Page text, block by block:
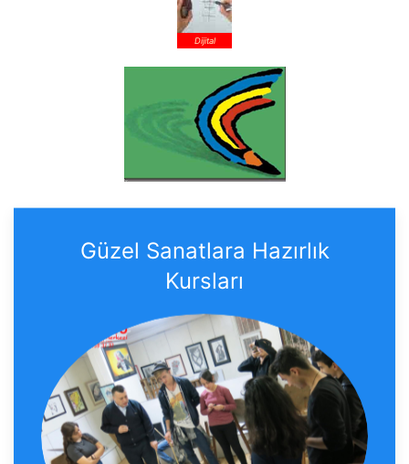
Dijital
Güzel Sanatlara Hazırlık
Kursları